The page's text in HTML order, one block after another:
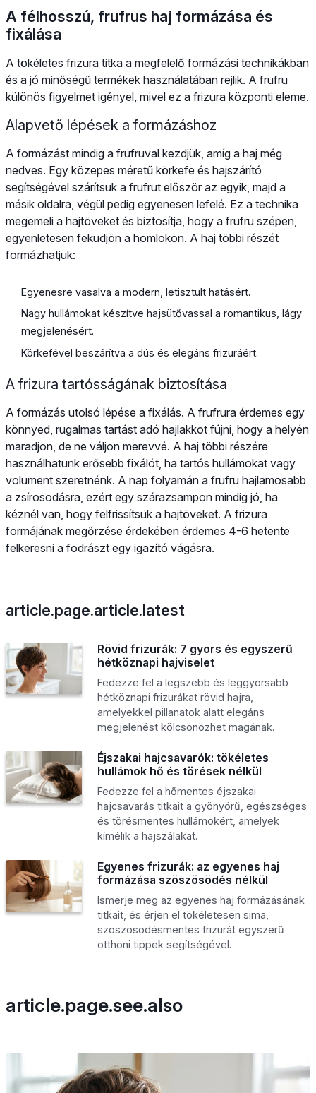
A félhosszú, frufrus haj formázása és
fixálása
A tökéletes frizura titka a megfelelő formázási technikákban
és a jó minőségű termékek használatában rejlik. A frufru
különös figyelmet igényel, mivel ez a frizura központi eleme.
Alapvető lépések a formázáshoz
A formázást mindig a frufruval kezdjük, amíg a haj még
nedves. Egy közepes méretű körkefe és hajszárító
segítségével szárítsuk a frufrut először az egyik, majd a
másik oldalra, végül pedig egyenesen lefelé. Ez a technika
megemeli a hajtöveket és biztosítja, hogy a frufru szépen,
egyenletesen feküdjön a homlokon. A haj többi részét
formázhatjuk:
Egyenesre vasalva a modern, letisztult hatásért.
Nagy hullámokat készítve hajsütővassal a romantikus, lágy
megjelenésért.
Körkefével beszárítva a dús és elegáns frizuráért.
A frizura tartósságának biztosítása
A formázás utolsó lépése a fixálás. A frufrura érdemes egy
könnyed, rugalmas tartást adó hajlakkot fújni, hogy a helyén
maradjon, de ne váljon merevvé. A haj többi részére
használhatunk erősebb fixálót, ha tartós hullámokat vagy
volument szeretnénk. A nap folyamán a frufru hajlamosabb
a zsírosodásra, ezért egy szárazsampon mindig jó, ha
kéznél van, hogy felfrissítsük a hajtöveket. A frizura
formájának megőrzése érdekében érdemes 4-6 hetente
felkeresni a fodrászt egy igazító vágásra.
article.page.article.latest
Rövid frizurák: 7 gyors és egyszerű
hétköznapi hajviselet
Fedezze fel a legszebb és leggyorsabb
hétköznapi frizurákat rövid hajra,
amelyekkel pillanatok alatt elegáns
megjelenést kölcsönözhet magának.
Éjszakai hajcsavarók: tökéletes
hullámok hő és törések nélkül
Fedezze fel a hőmentes éjszakai
hajcsavarás titkait a gyönyörű, egészséges
és törésmentes hullámokért, amelyek
kímélik a hajszálakat.
Egyenes frizurák: az egyenes haj
formázása szöszösödés nélkül
Ismerje meg az egyenes haj formázásának
titkait, és érjen el tökéletesen sima,
szöszösödésmentes frizurát egyszerű
otthoni tippek segítségével.
article.page.see.also